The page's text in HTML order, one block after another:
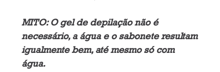
MITO: O gel de depilação não é
necessário, a água e o sabonete resultam
igualmente bem, até mesmo só com
água.